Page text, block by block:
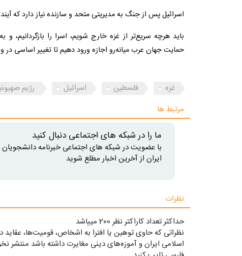
اسرائیل پس از جنگ به مدیریتی متحد و سازنده نیاز دارد که
باید هرچه سریع‌تر از غزه خارج شویم، اسرا را
حمایت جهان عرب میانه‌رو اجازه ورود دهیم تا تغییر اساسی در
غزه فلسطین اسرائیل
رژیم
مرتبط ها
ما را در شبکه های اجتماعی دنبال کنید
با عضویت در شبکه های اجتماعی خبرنامه دانشجویان
ایران از آخرین اخبار مطلع شوید
نظرات
حداکثر تعداد کاراکتر نظر 200 ميياشد
نظراتی که حاوی توهین یا افترا به اشخاص، قومیت‌ها، عقاید
اسلامی ایران و آموزه‌های دینی مغایرت داشته باشد منتشر